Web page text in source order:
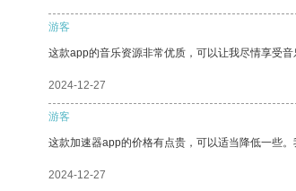
游客
这款app的音乐资源非常优质，可以让我尽情享受音
2024-12-27
游客
这款加速器app的价格有点贵，可以适当降低一些
2024-12-27